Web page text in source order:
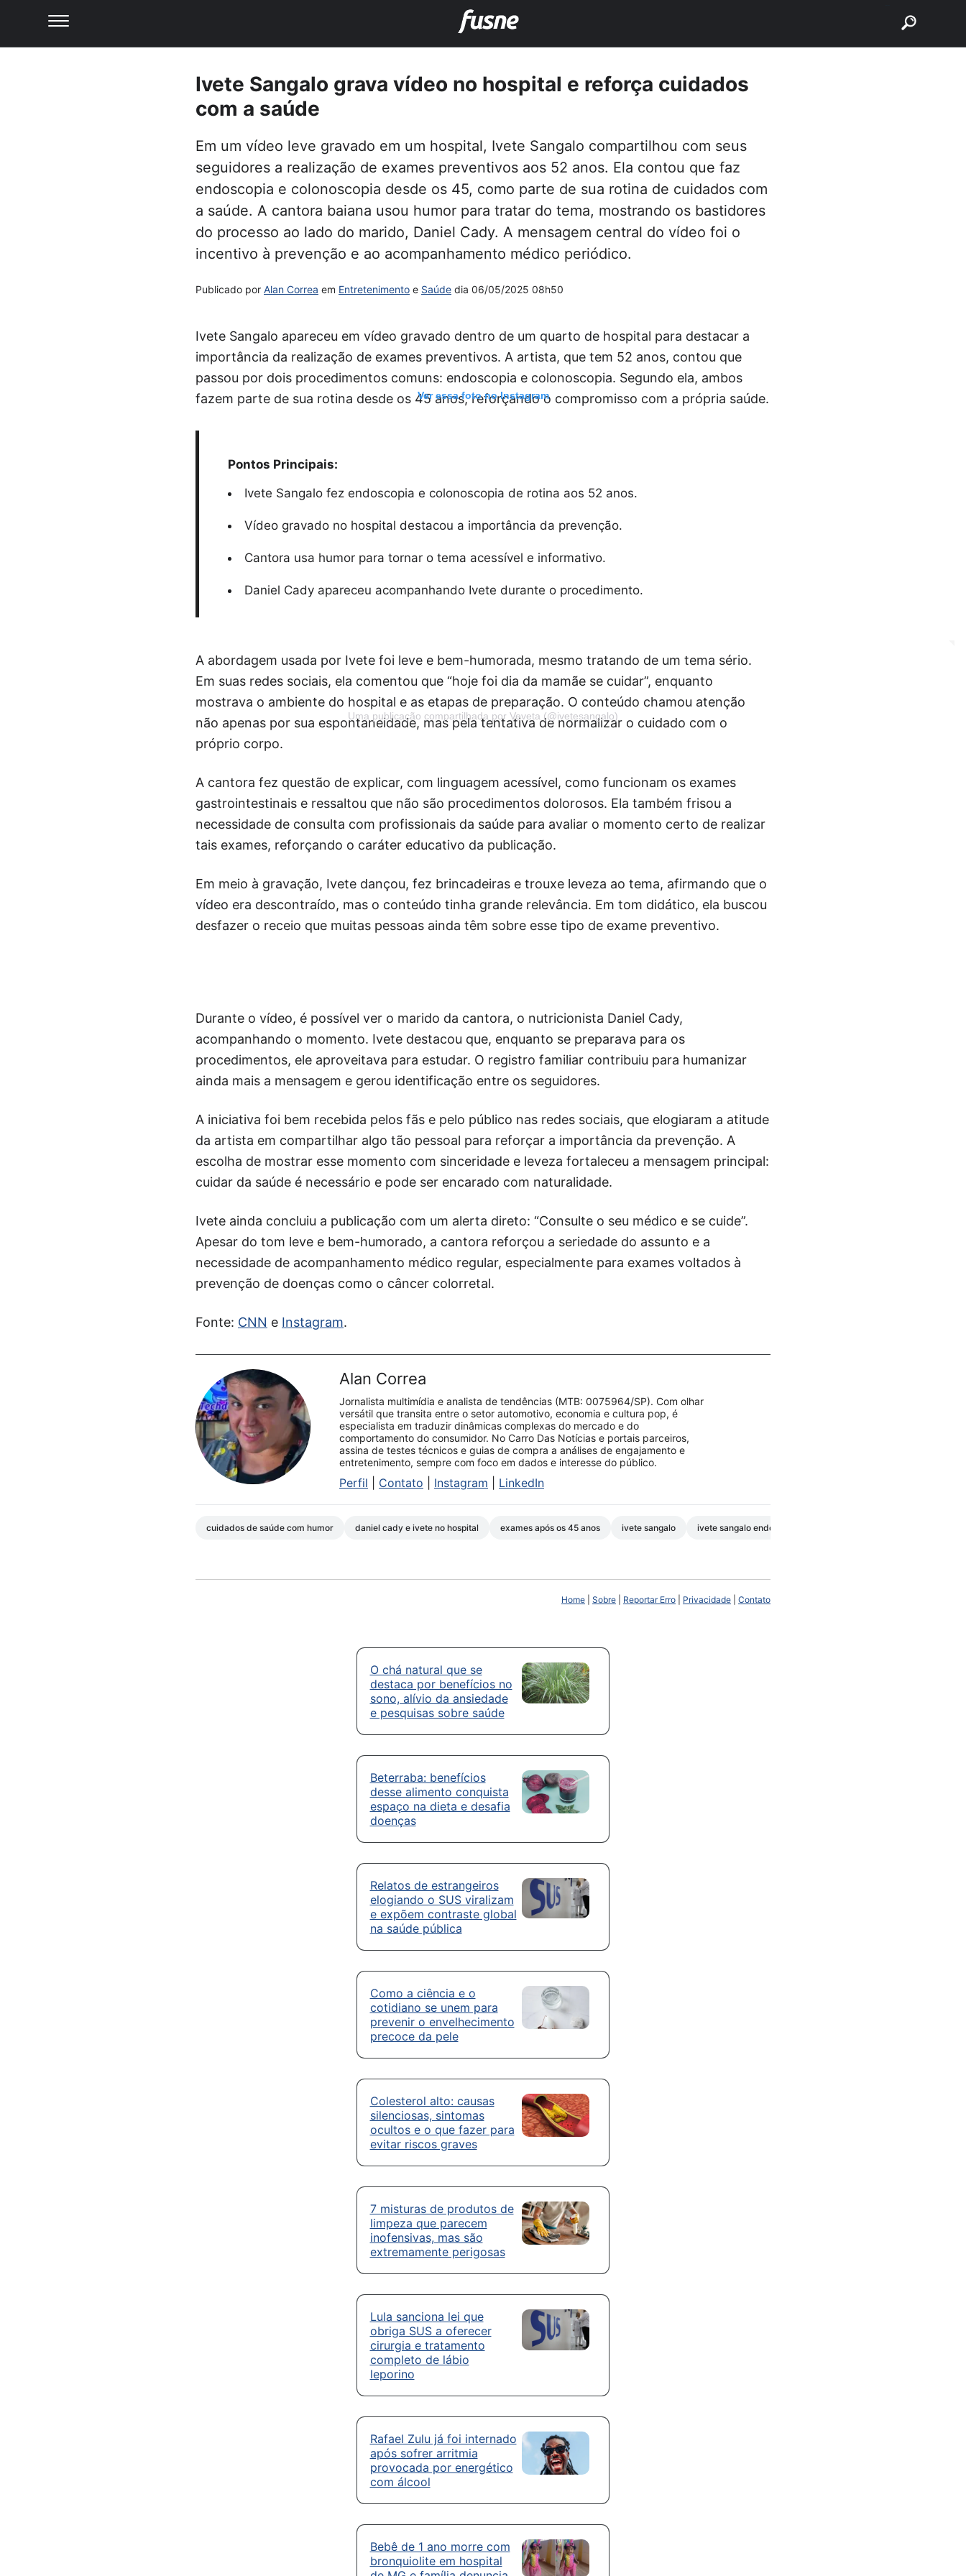
Ivete Sangalo grava vídeo no hospital e reforça cuidados
com a saúde
Em um vídeo leve gravado em um hospital, Ivete Sangalo compartilhou com seus
seguidores a realização de exames preventivos aos 52 anos. Ela contou que faz
endoscopia e colonoscopia desde os 45, como parte de sua rotina de cuidados com
a saúde. A cantora baiana usou humor para tratar do tema, mostrando os bastidores
do processo ao lado do marido, Daniel Cady. A mensagem central do vídeo foi o
incentivo à prevenção e ao acompanhamento médico periódico.
Publicado por Alan Correa em Entretenimento e Saúde dia 06/05/2025 08h50
Ivete Sangalo apareceu em vídeo gravado dentro de um quarto de hospital para destacar a
importância da realização de exames preventivos. A artista, que tem 52 anos, contou que
passou por dois procedimentos comuns: endoscopia e colonoscopia. Segundo ela, ambos
fazem parte de sua rotina desde os 45 anos, reforçando o compromisso com a própria saúde.
Pontos Principais:
Ivete Sangalo fez endoscopia e colonoscopia de rotina aos 52 anos.
Vídeo gravado no hospital destacou a importância da prevenção.
Cantora usa humor para tornar o tema acessível e informativo.
Daniel Cady apareceu acompanhando Ivete durante o procedimento.
A abordagem usada por Ivete foi leve e bem-humorada, mesmo tratando de um tema sério.
Em suas redes sociais, ela comentou que “hoje foi dia da mamãe se cuidar”, enquanto
mostrava o ambiente do hospital e as etapas de preparação. O conteúdo chamou atenção
não apenas por sua espontaneidade, mas pela tentativa de normalizar o cuidado com o
próprio corpo.
A cantora fez questão de explicar, com linguagem acessível, como funcionam os exames
gastrointestinais e ressaltou que não são procedimentos dolorosos. Ela também frisou a
necessidade de consulta com profissionais da saúde para avaliar o momento certo de realizar
tais exames, reforçando o caráter educativo da publicação.
Em meio à gravação, Ivete dançou, fez brincadeiras e trouxe leveza ao tema, afirmando que o
vídeo era descontraído, mas o conteúdo tinha grande relevância. Em tom didático, ela buscou
desfazer o receio que muitas pessoas ainda têm sobre esse tipo de exame preventivo.
Ver essa foto no Instagram
Uma publicação compartilhada por Veveta (@ivetesangalo)
Durante o vídeo, é possível ver o marido da cantora, o nutricionista Daniel Cady,
acompanhando o momento. Ivete destacou que, enquanto se preparava para os
procedimentos, ele aproveitava para estudar. O registro familiar contribuiu para humanizar
ainda mais a mensagem e gerou identificação entre os seguidores.
A iniciativa foi bem recebida pelos fãs e pelo público nas redes sociais, que elogiaram a atitude
da artista em compartilhar algo tão pessoal para reforçar a importância da prevenção. A
escolha de mostrar esse momento com sinceridade e leveza fortaleceu a mensagem principal:
cuidar da saúde é necessário e pode ser encarado com naturalidade.
Ivete ainda concluiu a publicação com um alerta direto: “Consulte o seu médico e se cuide”.
Apesar do tom leve e bem-humorado, a cantora reforçou a seriedade do assunto e a
necessidade de acompanhamento médico regular, especialmente para exames voltados à
prevenção de doenças como o câncer colorretal.
Fonte: CNN e Instagram.
Alan Correa
Jornalista multimídia e analista de tendências (MTB: 0075964/SP). Com olhar
versátil que transita entre o setor automotivo, economia e cultura pop, é
especialista em traduzir dinâmicas complexas do mercado e do
comportamento do consumidor. No Carro Das Notícias e portais parceiros,
assina de testes técnicos e guias de compra a análises de engajamento e
entretenimento, sempre com foco em dados e interesse do público.
Perfil Contato Instagram LinkedIn
cuidados de saúde com humor daniel cady e ivete no hospital exames após os 45 anos ivete sangalo ivete sangalo endoscopia e colonoscopia
Home Sobre Reportar Erro Privacidade Contato
O chá natural que se
destaca por benefícios no
sono, alívio da ansiedade
e pesquisas sobre saúde
Beterraba: benefícios
desse alimento conquista
espaço na dieta e desafia
doenças
Relatos de estrangeiros
elogiando o SUS viralizam
e expõem contraste global
na saúde pública
Como a ciência e o
cotidiano se unem para
prevenir o envelhecimento
precoce da pele
Colesterol alto: causas
silenciosas, sintomas
ocultos e o que fazer para
evitar riscos graves
7 misturas de produtos de
limpeza que parecem
inofensivas, mas são
extremamente perigosas
Lula sanciona lei que
obriga SUS a oferecer
cirurgia e tratamento
completo de lábio
leporino
Rafael Zulu já foi internado
após sofrer arritmia
provocada por energético
com álcool
Bebê de 1 ano morre com
bronquiolite em hospital